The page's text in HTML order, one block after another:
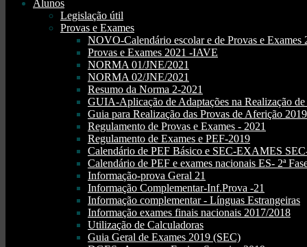
Alunos
Legislação útil
Provas e Exames
NOVO-Calendário escolar e de Provas e Exames
Provas e Exames 2021 -IAVE
NORMA 01/JNE/2021
NORMA 02/JNE/2021
Resumo da Norma 2-2021
GUIA-Aplicação de Adaptações na Realização
Guia para Realização das Provas de Aferição 2019
Regulamento de Provas e Exames - 2021
Regulamento de Exames e PEF-2019
Calendário de PEF Básico e SEC-EXAMES
Calendário de PEF e exames nacionais ES- 2ª
Informação-prova Geral 21
Informação Complementar-Inf.Prova -21
Informação complementar - Línguas Estrangeiras
Informação exames finais nacionais 2017/2018
Utilização de Calculadoras
Guia Geral de Exames 2019 (SEC)